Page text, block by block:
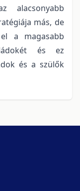
alacsonyabb
más, de
a magasabb
és ez
és a szülők